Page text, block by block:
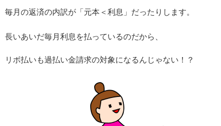
毎月の返済の内訳が「元本＜利息」だったりします。
長いあいだ毎月利息を払っているのだから、
リボ払いも過払い金請求の対象になるんじゃない！？